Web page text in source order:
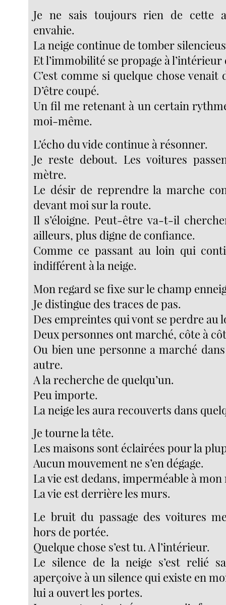
Je ne sais toujours rien de cette
envahie.
La neige continue de tomber
Et l’immobilité se propage à
C’est comme si quelque chose
D’être coupé.
Un fil me retenant à un certain
moi-même.
L’écho du vide continue à résonner.
Je reste debout. Les voitures
mètre.
Le désir de reprendre la marche
devant moi sur la route.
Il s’éloigne. Peut-être va-t-il
ailleurs, plus digne de confiance.
Comme ce passant au loin qui
indifférent à la neige.
Mon regard se fixe sur le champ
Je distingue des traces de pas.
Des empreintes qui vont se perdre au
Deux personnes ont marché, côte à
Ou bien une personne a marché
autre.
A la recherche de quelqu’un.
Peu importe.
La neige les aura recouverts dans
Je tourne la tête.
Les maisons sont éclairées pour la
Aucun mouvement ne s’en dégage.
La vie est dedans, imperméable à
La vie est derrière les murs.
Le bruit du passage des voitures
hors de portée.
Quelque chose s’est tu. A l’intérieur.
Le silence de la neige s’est relié
aperçoive à un silence qui existe en
lui a ouvert les portes.